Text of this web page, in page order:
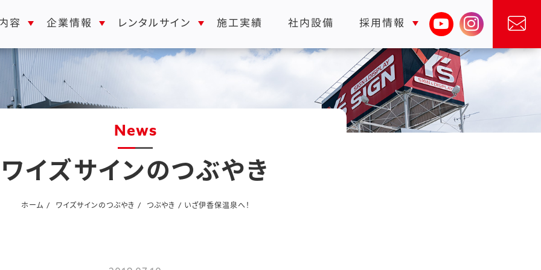
容 企業情報 レンタルサイン 施工実績 社内設備 採用情報
news
ワイズサインのつぶやき
ホーム ワイズサインのつぶやき つぶやき いざ伊香保温泉へ！